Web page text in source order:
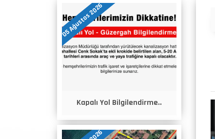
05 Ağustos 2026
Kapalı Yol Bilgilendirme..
Duyurular